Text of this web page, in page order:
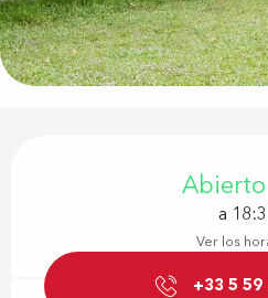
a
Ver los
+33 5 59